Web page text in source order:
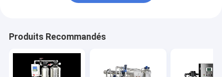
Produits Recommandés